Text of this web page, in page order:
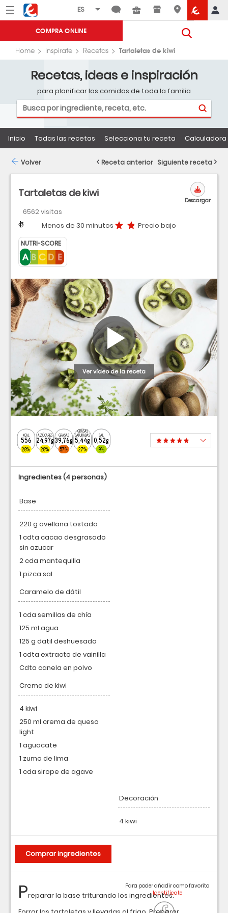
Menú Eroski
COMPRA ONLINE
Home Inspirate Recetas Tartaletas de kiwi
Recetas, ideas e inspiración
para planificar las comidas de toda la familia
Inicio Todas las recetas Selecciona tu receta
Tartaletas de kiwi
6562 visitas
Dificultad
Tiempo Menos de 30 minutos
Precio bajo Precio bajo
NUTRI-SCORE
Ver vídeo de la receta
Descargar
KCAL
556
28%
AZÚCARES
24,97g
28%
GRASAS
39,76g
57%
GRASAS
SATURADAS
5,44g
27%
SAL
0,52g
9%
Preparar la base triturando los ingredientes.
Para poder añadir como favorito
Ingredientes(4 personas)
Base
220 g avellana tostada
1 cdta cacao desgrasado
sin azucar
2 cda mantequilla
1 pizca sal
Caramelo de dátil
1 cda semillas de chía
125 ml agua
125 g datil deshuesado
1 cdta extracto de vainilla
Cdta canela en polvo
Crema de kiwi
4 kiwi
250 ml crema de queso
light
1 aguacate
1 zumo de lima
1 cda sirope de agave
Decoración
4 kiwi
Comprar ingredientes
Volver Receta anterior Siguiente receta